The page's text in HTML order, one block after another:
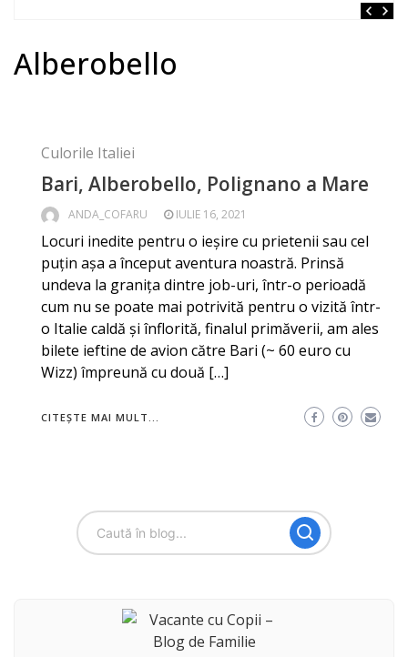
Alberobello
Culorile Italiei
Bari, Alberobello, Polignano a Mare
ANDA_COFARU IULIE 16, 2021
Locuri inedite pentru o ieșire cu prietenii sau cel
puțin așa a început aventura noastră. Prinsă
undeva la granița dintre job-uri, într-o perioadă
cum nu se poate mai potrivită pentru o vizită într-
o Italie caldă și înflorită, finalul primăverii, am ales
bilete ieftine de avion către Bari (~ 60 euro cu
Wizz) împreună cu două […]
CITEȘTE MAI MULT...